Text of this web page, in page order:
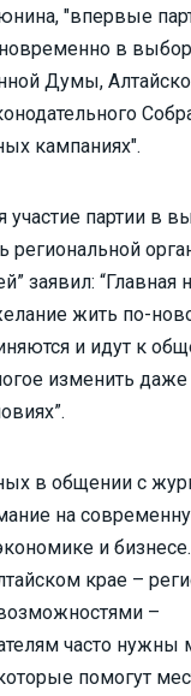
"впервые
в
Думы,
кампаниях".
партии в
региональной
заявил: “Главная
жить по-
и идут к
изменить
в общении с
на
и
крае –
–
часто нужны
помогут